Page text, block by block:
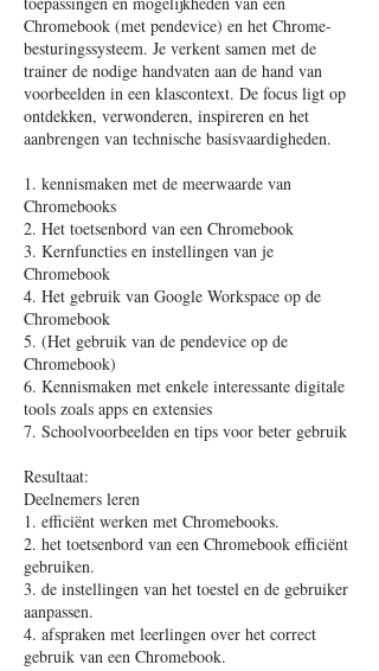
Chromebook (met pendevice) en het Chrome-
besturingssysteem. Je verkent samen met de
trainer de nodige handvaten aan de hand van
voorbeelden in een klascontext. De focus ligt op
ontdekken, verwonderen, inspireren en het
aanbrengen van technische basisvaardigheden.
1. kennismaken met de meerwaarde van
Chromebooks
2. Het toetsenbord van een Chromebook
3. Kernfuncties en instellingen van je
Chromebook
4. Het gebruik van Google Workspace op de
Chromebook
5. (Het gebruik van de pendevice op de
Chromebook)
6. Kennismaken met enkele interessante digitale
tools zoals apps en extensies
7. Schoolvoorbeelden en tips voor beter gebruik
Resultaat:
Deelnemers leren
1. efficiënt werken met Chromebooks.
2. het toetsenbord van een Chromebook efficiënt
gebruiken.
3. de instellingen van het toestel en de gebruiker
aanpassen.
4. afspraken met leerlingen over het correct
gebruik van een Chromebook.